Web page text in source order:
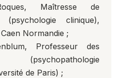
Maîtresse de
(psychologie clinique),
Normandie ;
Professeur des
(psychopathologie
de Paris) ;